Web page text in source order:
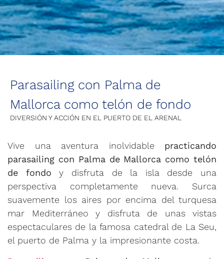
Parasailing con Palma de
Mallorca como telón de fondo
DIVERSIÓN Y ACCIÓN EN EL PUERTO DE EL ARENAL
Vive una aventura inolvidable practicando
parasailing con Palma de Mallorca como telón
de fondo y disfruta de la isla desde una
perspectiva completamente nueva. Surca
suavemente los aires por encima del turquesa
mar Mediterráneo y disfruta de unas vistas
espectaculares de la famosa catedral de La Seu,
el puerto de Palma y la impresionante costa.